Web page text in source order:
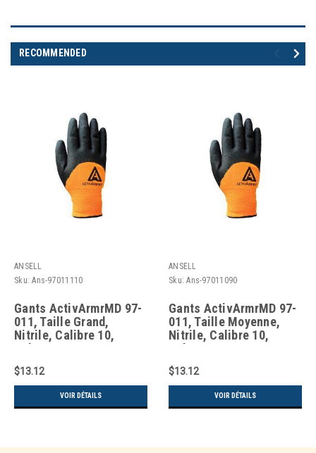
RECOMMENDED
ANSELL
Sku: Ans-97011110
Gants ActivArmrMD 97-
011, Taille Grand,
Nitrile, Calibre 10,
Polyester 97011110
$13.12
VOIR DÉTAILS
ANSELL
Sku: Ans-97011090
Gants ActivArmrMD 97-
011, Taille Moyenne,
Nitrile, Calibre 10,
Polyester
$13.12
VOIR DÉTAILS